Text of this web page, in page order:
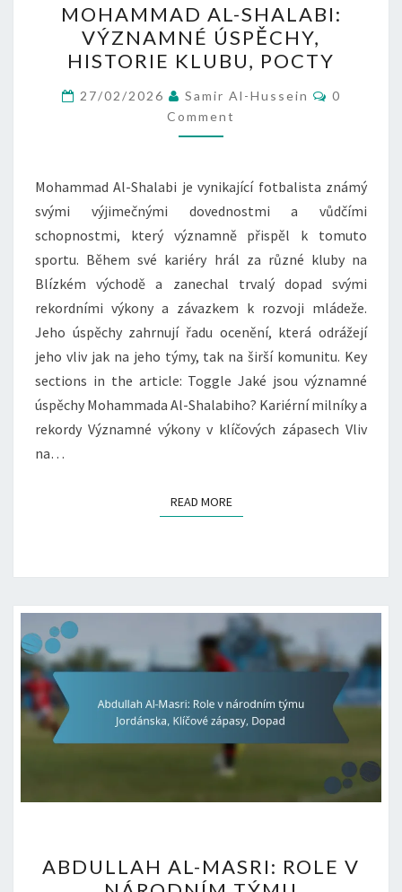
AL-
SHALABI:
VÝZNAMNÉ
ÚSPĚCHY,
HISTORIE
KLUBU,
MOHAMMAD AL-SHALABI:
VÝZNAMNÉ ÚSPĚCHY,
HISTORIE KLUBU, POCTY
27/02/2026 Samir Al-Hussein Comments
0
Comment
Mohammad Al-Shalabi je vynikající fotbalista známý
svými výjimečnými dovednostmi a vůdčími
schopnostmi, který významně přispěl k tomuto
sportu. Během své kariéry hrál za různé kluby na
Blízkém východě a zanechal trvalý dopad svými
rekordními výkony a závazkem k rozvoji mládeže.
Jeho úspěchy zahrnují řadu ocenění, která odrážejí
jeho vliv jak na jeho týmy, tak na širší komunitu. Key
sections in the article: Toggle Jaké jsou významné
úspěchy Mohammada Al-Shalabiho? Kariérní milníky a
rekordy Významné výkony v klíčových zápasech Vliv
na…
READ MOREREAD MORE
AL-
ABDULLAH AL-MASRI: ROLE V